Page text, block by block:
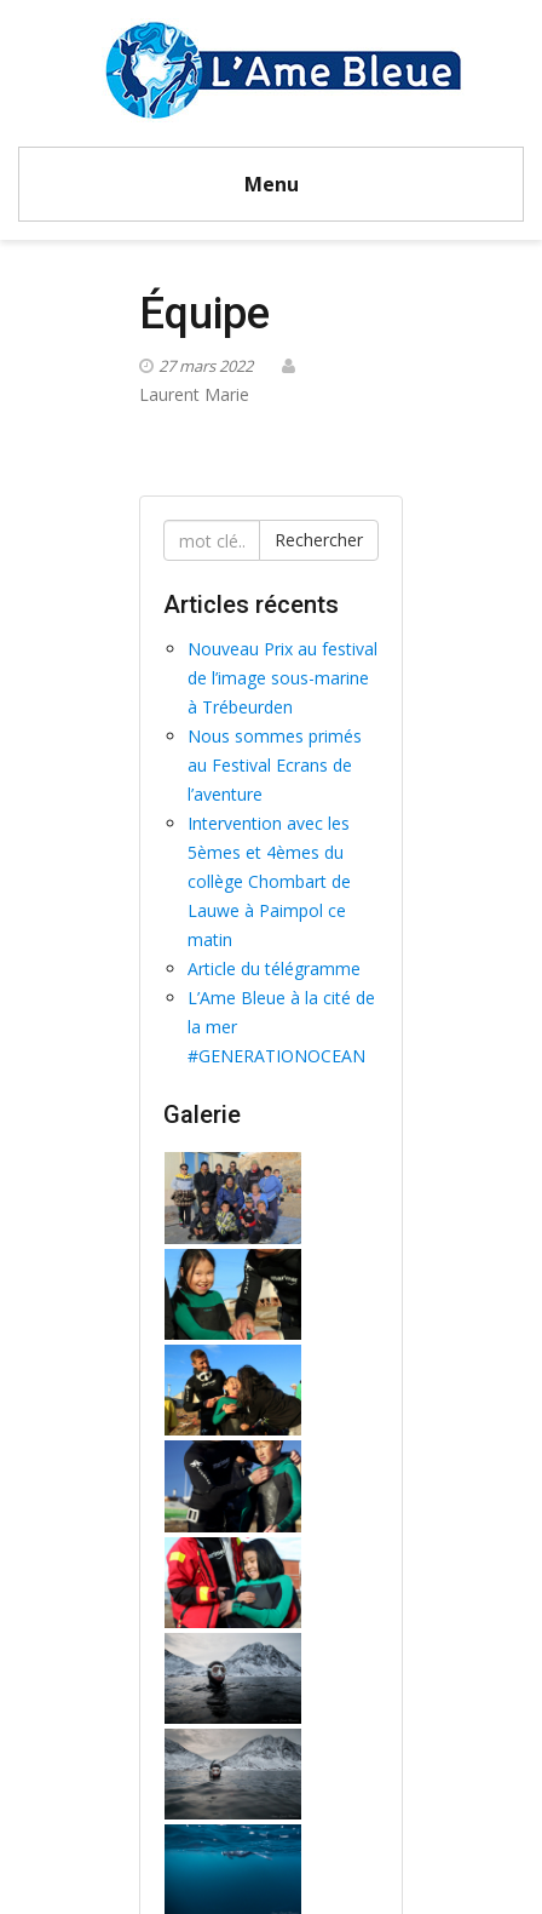
Menu
Équipe
27 mars 2022
Laurent Marie
Rechercher
Articles récents
Nouveau Prix au festival
de l’image sous-marine
à Trébeurden
Nous sommes primés
au Festival Ecrans de
l’aventure
Intervention avec les
5èmes et 4èmes du
collège Chombart de
Lauwe à Paimpol ce
matin
Article du télégramme
L’Ame Bleue à la cité de
la mer
#GENERATIONOCEAN
Galerie